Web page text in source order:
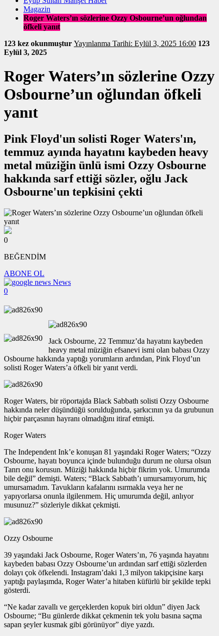
Magazin
Roger Waters’ın sözlerine Ozzy Osbourne’un oğlundan
öfkeli yanıt
123 kez okunmuştur
Yayınlanma Tarihi: Eylül 3, 2025 16:00 123
Eylül 3, 2025
Roger Waters’ın sözlerine Ozzy
Osbourne’un oğlundan öfkeli
yanıt
Pink Floyd'un solisti Roger Waters'ın,
temmuz ayında hayatını kaybeden heavy
metal müziğin ünlü ismi Ozzy Osbourne
hakkında sarf ettiği sözler, oğlu Jack
Osbourne'un tepkisini çekti
0
BEĞENDİM
ABONE OL
News
0
Jack Osbourne, 22 Temmuz’da hayatını kaybeden
heavy metal müziğin efsanevi ismi olan babası Ozzy
Osbourne hakkında yaptığı yorumların ardından, Pink Floyd’un
solisti Roger Waters’a öfkeli bir yanıt verdi.
Roger Waters, bir röportajda Black Sabbath solisti Ozzy Osbourne
hakkında neler düşündüğü sorulduğunda, şarkıcının ya da grubunun
hiçbir parçasının hayranı olmadığını itiraf etmişti.
Roger Waters
The Independent Ink’e konuşan 81 yaşındaki Roger Waters; “Ozzy
Osbourne, hayatı boyunca içinde bulunduğu durum ne olursa olsun
Tanrı onu korusun. Müziği hakkında hiçbir fikrim yok. Umurumda
bile değil” demişti. Waters; “Black Sabbath’ı umursamıyorum, hiç
umursamadım. Tavukların kafalarını ısırmakla veya her ne
yapıyorlarsa onunla ilgilenmem. Hiç umurumda değil, anlıyor
musunuz?” sözleriyle dikkat çekmişti.
Ozzy Osbourne
39 yaşındaki Jack Osbourne, Roger Waters’ın, 76 yaşında hayatını
kaybeden babası Ozzy Osbourne’un ardından sarf ettiği sözlerden
dolayı çok öfkelendi. Instagram’daki 1,3 milyon takipçisine karşı
yaptığı paylaşımda, Roger Water’a hitaben küfürlü bir şekilde tepki
gösterdi.
“Ne kadar zavallı ve gerçeklerden kopuk biri oldun” diyen Jack
Osbourne; “Bu günlerde dikkat çekmenin tek yolu basına saçma
sapan şeyler kusmak gibi görünüyor” diye yazdı.